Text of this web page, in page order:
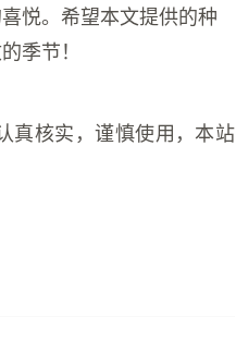
悦。希望本文提供的种
季节！
真核实，谨慎使用，本站